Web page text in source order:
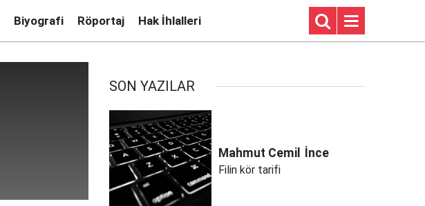
Biyografi Röportaj Hak İhlalleri
SON YAZILAR
Mahmut Cemil İnce
Filin kör tarifi